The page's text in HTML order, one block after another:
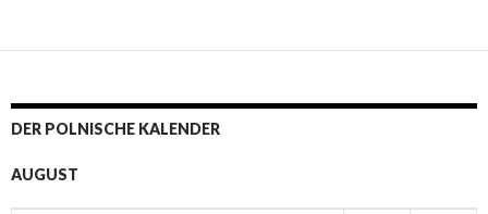
DER POLNISCHE KALENDER
AUGUST